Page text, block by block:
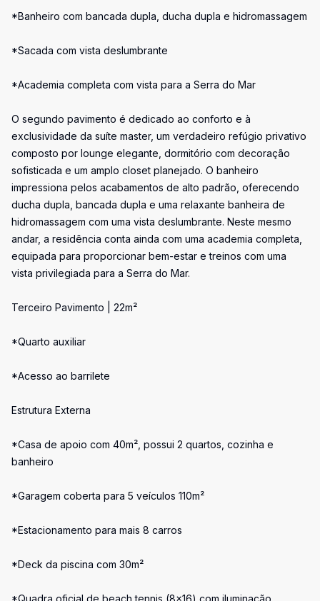
*Banheiro com bancada dupla, ducha dupla e hidromassagem
*Sacada com vista deslumbrante
*Academia completa com vista para a Serra do Mar
O segundo pavimento é dedicado ao conforto e à
exclusividade da suíte master, um verdadeiro refúgio privativo
composto por lounge elegante, dormitório com decoração
sofisticada e um amplo closet planejado. O banheiro
impressiona pelos acabamentos de alto padrão, oferecendo
ducha dupla, bancada dupla e uma relaxante banheira de
hidromassagem com uma vista deslumbrante. Neste mesmo
andar, a residência conta ainda com uma academia completa,
equipada para proporcionar bem-estar e treinos com uma
vista privilegiada para a Serra do Mar.
Terceiro Pavimento | 22m²
*Quarto auxiliar
*Acesso ao barrilete
Estrutura Externa
*Casa de apoio com 40m², possui 2 quartos, cozinha e
banheiro
*Garagem coberta para 5 veículos 110m²
*Estacionamento para mais 8 carros
*Deck da piscina com 30m²
*Quadra oficial de beach tennis (8x16) com iluminação